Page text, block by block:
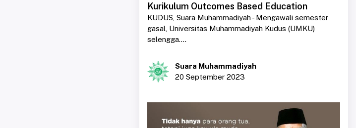
Kurikulum Outcomes Based Education
KUDUS, Suara Muhammadiyah - Mengawali semester
gasal, Universitas Muhammadiyah Kudus (UMKU)
selengga....
Suara Muhammadiyah
20 September 2023